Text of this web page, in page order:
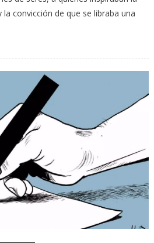
la convicción de que se libraba una